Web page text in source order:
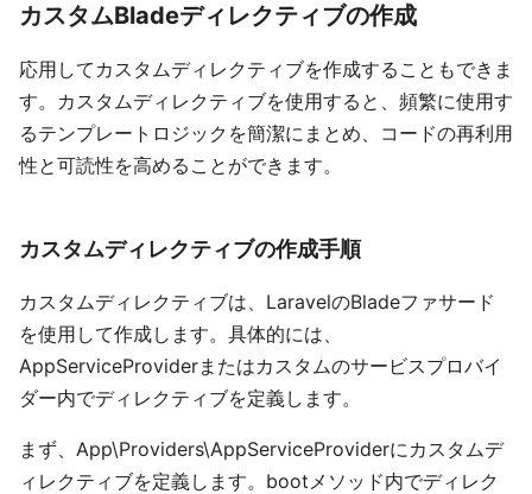
カスタムBladeディレクティブの作成
応用してカスタムディレクティブを作成することもできま
す。カスタムディレクティブを使用すると、頻繁に使用す
るテンプレートロジックを簡潔にまとめ、コードの再利用
性と可読性を高めることができます。
カスタムディレクティブの作成手順
カスタムディレクティブは、LaravelのBladeファサード
を使用して作成します。具体的には、
AppServiceProviderまたはカスタムのサービスプロバイ
ダー内でディレクティブを定義します。
まず、App\Providers\AppServiceProviderにカスタムデ
ィレクティブを定義します。bootメソッド内でディレク